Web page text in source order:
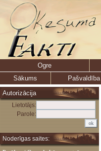
Ogre
Sākums
Pašvaldība
Autorizācija
Lietotājs:
Parole:
Noderīgas saites: